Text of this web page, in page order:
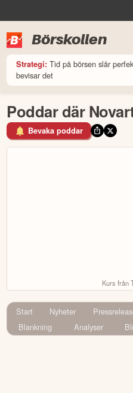
Börskollen
Strategi: Tid på börsen slår
bevisar det
Poddar där
Bevaka poddar
Kurs från
Start Nyheter
Blankning
Analyser